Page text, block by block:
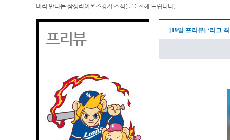
미리 만나는 삼성라이온즈경기 소식들을 전해 드립니다.
프리뷰 [19일 프리뷰] ‘리그